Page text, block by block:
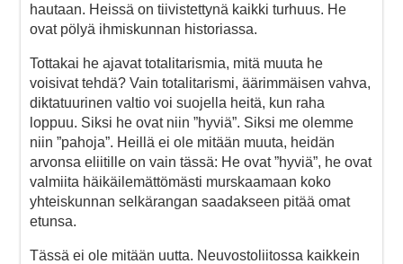
hautaan. Heissä on tiivistettynä kaikki turhuus. He
ovat pölyä ihmiskunnan historiassa.
Tottakai he ajavat totalitarismia, mitä muuta he
voisivat tehdä? Vain totalitarismi, äärimmäisen vahva,
diktatuurinen valtio voi suojella heitä, kun raha
loppuu. Siksi he ovat niin ”hyviä”. Siksi me olemme
niin ”pahoja”. Heillä ei ole mitään muuta, heidän
arvonsa eliitille on vain tässä: He ovat ”hyviä”, he ovat
valmiita häikäilemättömästi murskaamaan koko
yhteiskunnan selkärangan saadakseen pitää omat
etunsa.
Tässä ei ole mitään uutta. Neuvostoliitossa kaikkein